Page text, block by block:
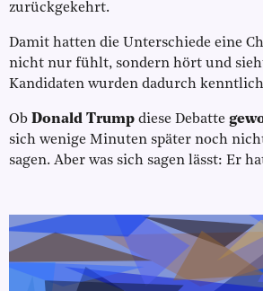
zurückgekehrt.
Damit hatten die Unterschiede eine
nicht nur fühlt, sondern hört und
Kandidaten wurden dadurch
Ob Donald Trump diese Debatte
sich wenige Minuten später noch
sagen. Aber was sich sagen lässt: Er